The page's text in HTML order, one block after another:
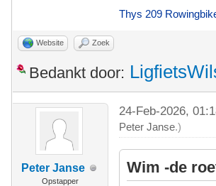
Thys 209
Website Zoek
Bedankt door:
Peter Janse
Opstapper
24-Feb-2026,
Peter Janse.)
Wim -de